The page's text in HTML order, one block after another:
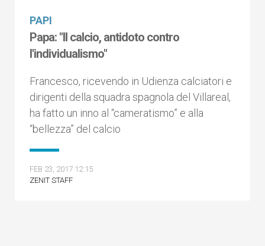
PAPI
Papa: "Il calcio, antidoto contro
l'individualismo"
Francesco, ricevendo in Udienza calciatori e
dirigenti della squadra spagnola del Villareal,
ha fatto un inno al “cameratismo” e alla
“bellezza” del calcio
FEB 23, 2017 12:15
ZENIT STAFF